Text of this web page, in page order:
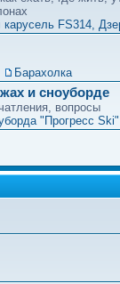
FS314,
Барахолка
и сноуборде
вопросы
"Прогресс